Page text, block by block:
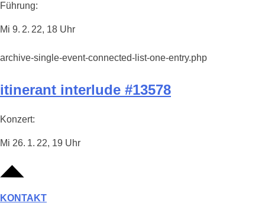
Führung:
Mi 9. 2. 22, 18 Uhr
archive-single-event-connected-list-one-entry.php
itinerant interlude #13578
Konzert:
Mi 26. 1. 22, 19 Uhr
KONTAKT